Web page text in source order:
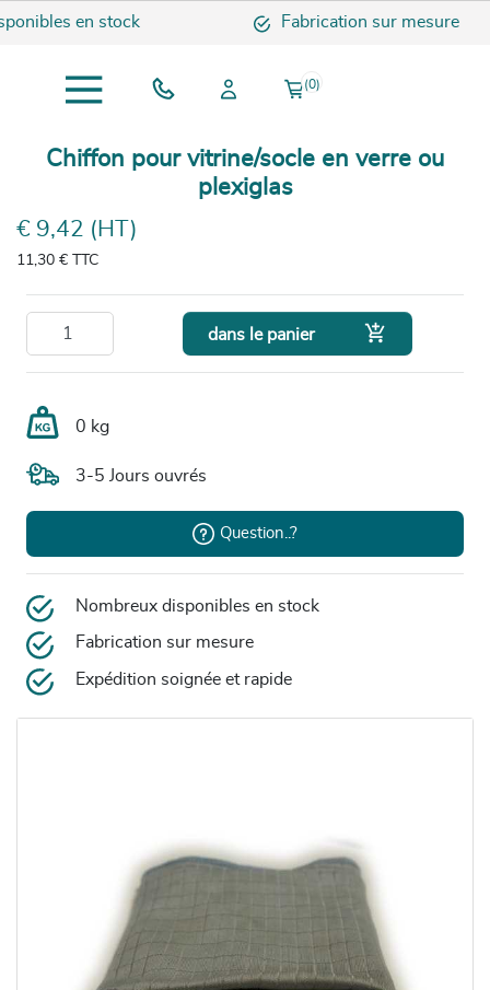
en stock Fabrication sur mesure
(0)
Chiffon pour vitrine/socle en verre ou
plexiglas
€ 9,42 (HT)
11,30 € TTC
dans le panier 
0 kg
3-5 Jours ouvrés
Question..?
Nombreux disponibles en stock
Fabrication sur mesure
Expédition soignée et rapide